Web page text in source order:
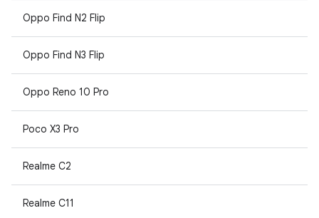
Oppo Find N2 Flip
Oppo Find N3 Flip
Oppo Reno 10 Pro
Poco X3 Pro
Realme C2
Realme C11